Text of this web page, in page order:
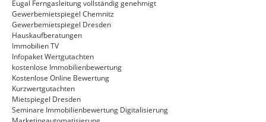
Eugal Ferngasleitung vollständig genehmigt
Gewerbemietspiegel Chemnitz
Gewerbemietspiegel Dresden
Hauskaufberatungen
Immobilien TV
Infopaket Wertgutachten
kostenlose Immobilienbewertung
Kostenlose Online Bewertung
Kurzwertgutachten
Mietspiegel Dresden
Seminare Immobilienbewertung Digitalisierung